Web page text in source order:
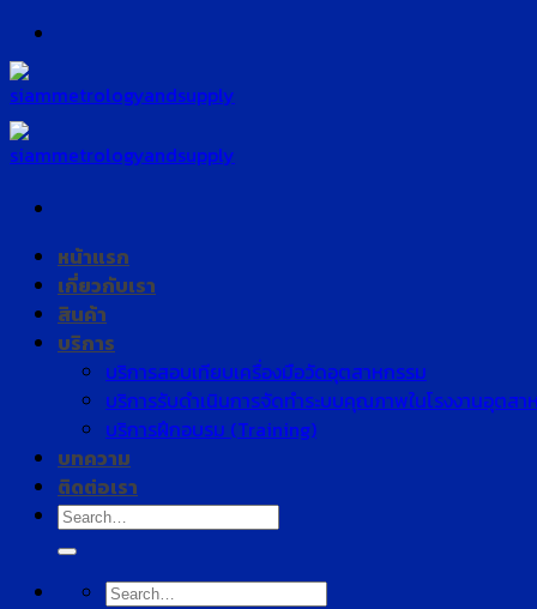
Skip
to
content
หน้าแรก
เกี่ยวกับเรา
สินค้า
บริการ
บริการสอบเทียบเครื่องมือวัดอุตสาหกรรม
บริการรับดำเนินการจัดทำระบบคุณภาพในโรงงานอุตสา
บริการฝึกอบรม (Training)
บทความ
ติดต่อเรา
Search
for:
Search